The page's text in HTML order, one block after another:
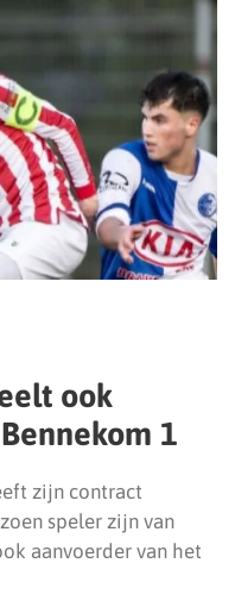
ook
1
zijn contract
speler zijn van
aanvoerder van het